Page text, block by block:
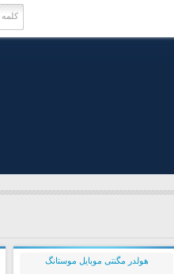
هولدر مگنتی موبایل موستانگ